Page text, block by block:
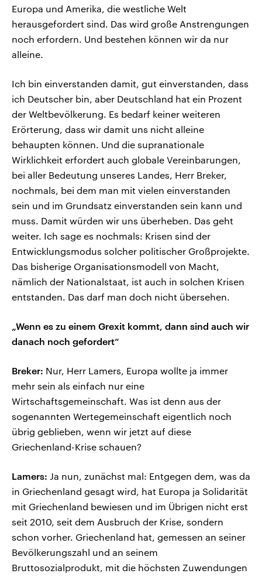
Europa und Amerika, die westliche Welt
herausgefordert sind. Das wird große Anstrengungen
noch erfordern. Und bestehen können wir da nur
alleine.
Ich bin einverstanden damit, gut einverstanden, dass
ich Deutscher bin, aber Deutschland hat ein Prozent
der Weltbevölkerung. Es bedarf keiner weiteren
Erörterung, dass wir damit uns nicht alleine
behaupten können. Und die supranationale
Wirklichkeit erfordert auch globale Vereinbarungen,
bei aller Bedeutung unseres Landes, Herr Breker,
nochmals, bei dem man mit vielen einverstanden
sein und im Grundsatz einverstanden sein kann und
muss. Damit würden wir uns überheben. Das geht
weiter. Ich sage es nochmals: Krisen sind der
Entwicklungsmodus solcher politischer Großprojekte.
Das bisherige Organisationsmodell von Macht,
nämlich der Nationalstaat, ist auch in solchen Krisen
entstanden. Das darf man doch nicht übersehen.
„Wenn es zu einem Grexit kommt, dann sind auch wir
danach noch gefordert“
Breker: Nur, Herr Lamers, Europa wollte ja immer
mehr sein als einfach nur eine
Wirtschaftsgemeinschaft. Was ist denn aus der
sogenannten Wertegemeinschaft eigentlich noch
übrig geblieben, wenn wir jetzt auf diese
Griechenland-Krise schauen?
Lamers: Ja nun, zunächst mal: Entgegen dem, was da
in Griechenland gesagt wird, hat Europa ja Solidarität
mit Griechenland bewiesen und im Übrigen nicht erst
seit 2010, seit dem Ausbruch der Krise, sondern
schon vorher. Griechenland hat, gemessen an seiner
Bevölkerungszahl und an seinem
Bruttosozialprodukt, mit die höchsten Zuwendungen